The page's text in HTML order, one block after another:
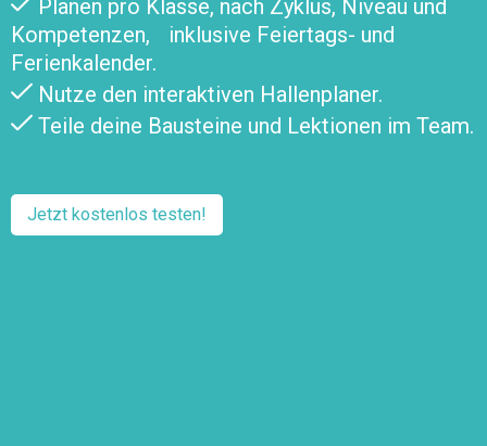
Planen pro Klasse, nach Zyklus, Niveau und
Kompetenzen, inklusive Feiertags- und
Ferienkalender.
Nutze den interaktiven Hallenplaner.
Teile deine Bausteine und Lektionen im Team.
Jetzt kostenlos testen!